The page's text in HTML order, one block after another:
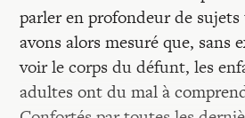
parler en profondeur de sujets
avons alors mesuré que, sans
voir le corps du défunt, les
adultes ont du mal à